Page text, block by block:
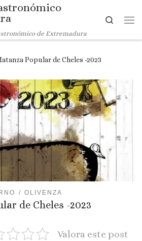
de Extremadura
Search
Popular de Cheles -2023
OLIVENZA
de Cheles -2023
Valora este post